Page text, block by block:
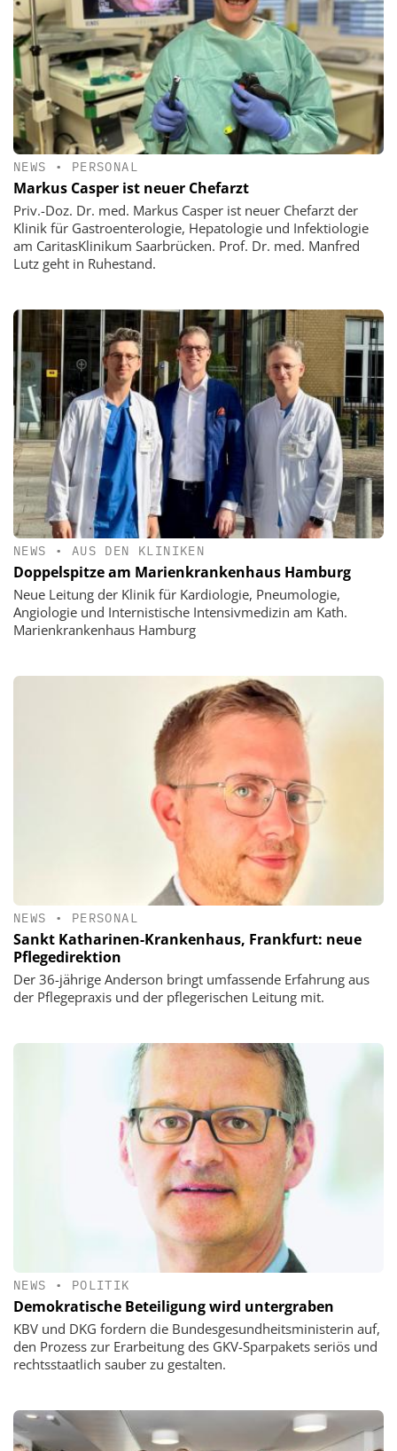
NEWS • PERSONAL
Markus Casper ist neuer Chefarzt
Priv.-Doz. Dr. med. Markus Casper ist neuer Chefarzt der
Klinik für Gastroenterologie, Hepatologie und Infektiologie
am CaritasKlinikum Saarbrücken. Prof. Dr. med. Manfred
Lutz geht in Ruhestand.
NEWS • AUS DEN KLINIKEN
Doppelspitze am Marienkrankenhaus Hamburg
Neue Leitung der Klinik für Kardiologie, Pneumologie,
Angiologie und Internistische Intensivmedizin am Kath.
Marienkrankenhaus Hamburg
NEWS • PERSONAL
Sankt Katharinen-Krankenhaus, Frankfurt: neue
Pflegedirektion
Der 36-jährige Anderson bringt umfassende Erfahrung aus
der Pflegepraxis und der pflegerischen Leitung mit.
NEWS • POLITIK
Demokratische Beteiligung wird untergraben
KBV und DKG fordern die Bundesgesundheitsministerin auf,
den Prozess zur Erarbeitung des GKV-Sparpakets seriös und
rechtsstaatlich sauber zu gestalten.